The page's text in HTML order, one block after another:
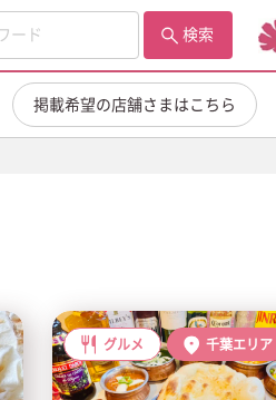
検索
掲載希望の店舗さまはこちら
グルメ 千葉エリア